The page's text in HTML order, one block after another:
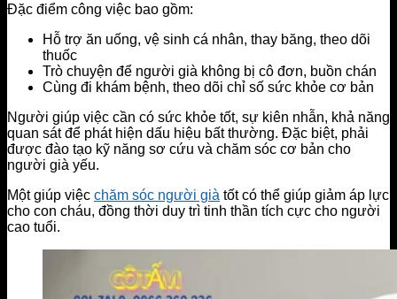
Đặc điểm công việc bao gồm:
Hỗ trợ ăn uống, vệ sinh cá nhân, thay băng, theo dõi
thuốc
Trò chuyện để người già không bị cô đơn, buồn chán
Cùng đi khám bệnh, theo dõi chỉ số sức khỏe cơ bản
Người giúp việc cần có sức khỏe tốt, sự kiên nhẫn, khả năng
quan sát để phát hiện dấu hiệu bất thường. Đặc biệt, phải
được đào tạo kỹ năng sơ cứu và chăm sóc cơ bản cho
người già yếu.
Một giúp việc chăm sóc người già tốt có thể giúp giảm áp lực
cho con cháu, đồng thời duy trì tinh thần tích cực cho người
cao tuổi.